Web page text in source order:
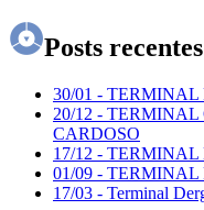
Posts recentes
30/01 - TERMINAL
20/12 - TERMINAL
CARDOSO
17/12 - TERMINAL
01/09 - TERMINAL
17/03 - Terminal